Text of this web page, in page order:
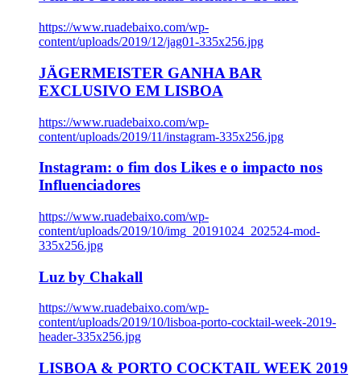
https://www.ruadebaixo.com/wp-
content/uploads/2019/12/jag01-335x256.jpg
JÄGERMEISTER GANHA BAR
EXCLUSIVO EM LISBOA
https://www.ruadebaixo.com/wp-
content/uploads/2019/11/instagram-335x256.jpg
Instagram: o fim dos Likes e o impacto nos
Influenciadores
https://www.ruadebaixo.com/wp-
content/uploads/2019/10/img_20191024_202524-mod-
335x256.jpg
Luz by Chakall
https://www.ruadebaixo.com/wp-
content/uploads/2019/10/lisboa-porto-cocktail-week-2019-
header-335x256.jpg
LISBOA & PORTO COCKTAIL WEEK 2019